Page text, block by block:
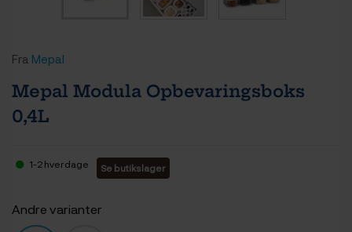
Fra Mepal
Mepal Modula Opbevaringsboks
0,4L
1-2 hverdage Se butikslager
Andre varianter